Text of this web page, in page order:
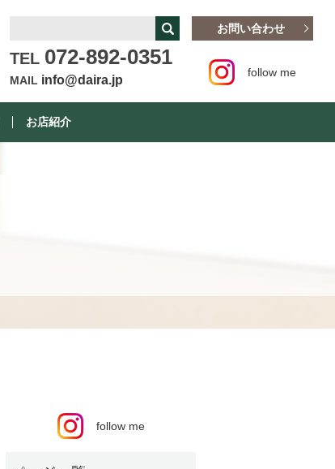
TEL 072-892-0351
MAIL info@daira.jp
お問い合わせ
follow me
お店紹介
follow me